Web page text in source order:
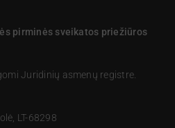
pirminės sveikatos priežiūros
Juridinių asmenų registre.
LT-68298